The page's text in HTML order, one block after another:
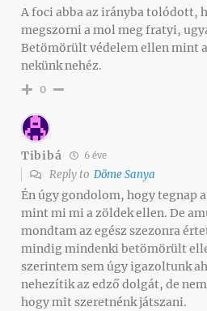
A foci abba az irányba tolódott,
megszorni a mol meg fratyi,
Betömörült védelem ellen mint
nekünk nehéz.
0
Tibibá 6 éve
Reply to Döme Sanya
Én úgy gondolom, hogy tegnap
mint mi mi a zöldek ellen. De
mondtam az egész szezonra
mindig mindenki betömörült
szerintem sem úgy igazoltunk
nehezítik az edző dolgát, de
hogy mit szeretnénk játszani.